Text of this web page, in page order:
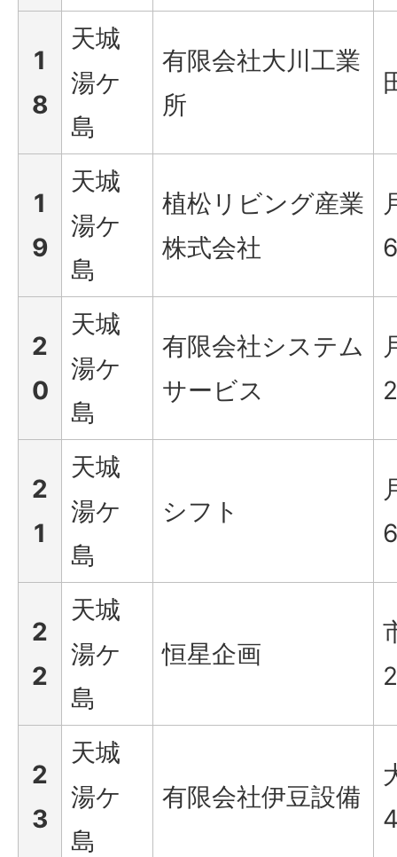
1
8
天城
湯ケ
島
有限会社大川工業
所
1
9
天城
湯ケ
島
植松リビング産業
株式会社
2
0
天城
湯ケ
島
有限会社システム
サービス
2
1
天城
湯ケ
島
シフト
6
2
2
天城
湯ケ
島
恒星企画
2
2
3
天城
湯ケ
島
有限会社伊豆設備